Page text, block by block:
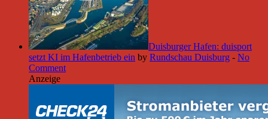
Duisburger Hafen: duisport
setzt KI im Hafenbetrieb ein by Rundschau Duisburg - No
Comment
Anzeige